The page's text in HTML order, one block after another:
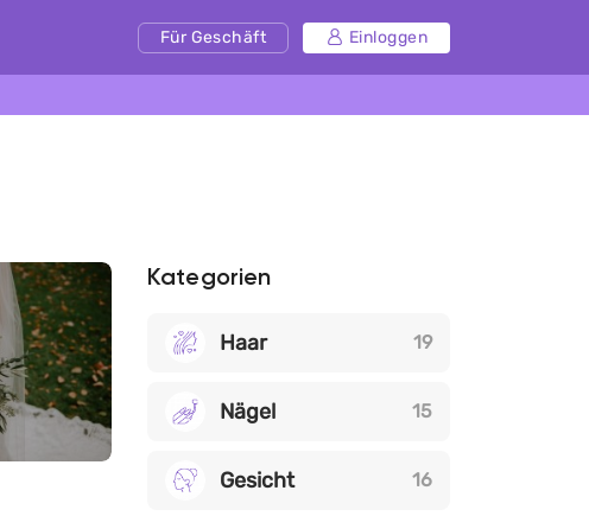
Für Geschäft Einloggen
Kategorien
Haar 19
Nägel 15
Gesicht 16